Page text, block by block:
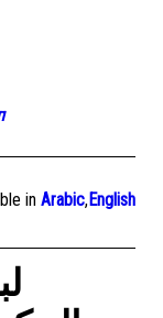
in Arabic,English